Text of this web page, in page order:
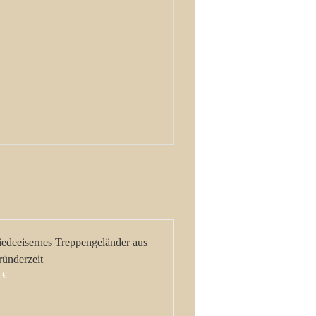
Treppengeländer aus
€